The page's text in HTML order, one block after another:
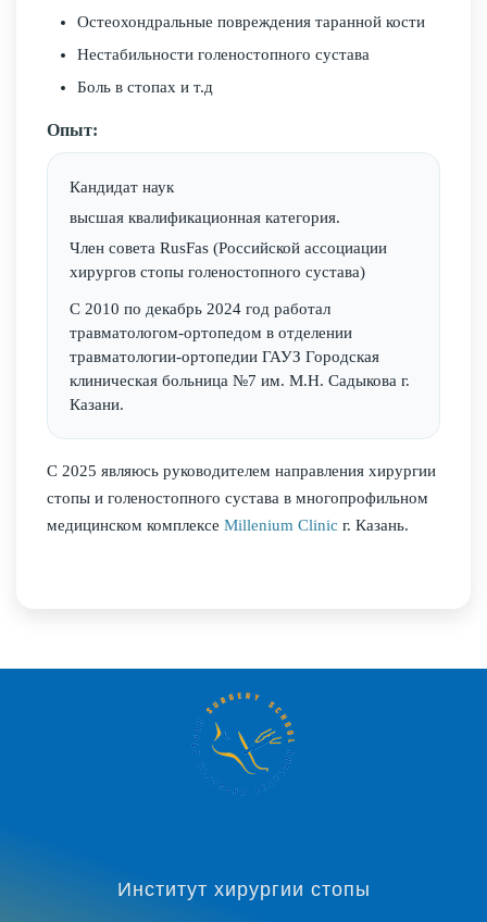
Остеохондральные повреждения таранной кости
Нестабильности голеностопного сустава
Боль в стопах и т.д
Опыт:
Кандидат наук
высшая квалификационная категория.
Член совета RusFas (Российской ассоциации
хирургов стопы голеностопного сустава)
С 2010 по декабрь 2024 год работал
травматологом-ортопедом в отделении
травматологии-ортопедии ГАУЗ Городская
клиническая больница №7 им. М.Н. Садыкова г.
Казани.
С 2025 являюсь руководителем направления хирургии
стопы и голеностопного сустава в многопрофильном
медицинском комплексе Millenium Clinic г. Казань.
Институт хирургии стопы